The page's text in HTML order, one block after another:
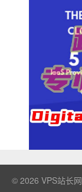
© 2026 VPS站长网